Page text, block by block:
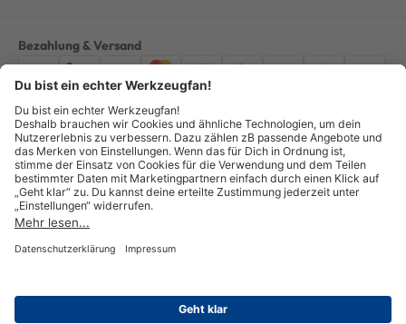
Bezahlung & Versand
ImpressumAGBDatenschutzWiderruf Vertrag widerrufen
Alle Preise verstehen sich inkl. ges. MwSt. *Kostenloser Versand innerhalb
Deutschlands, bei Bestellungen ab 100,00 Euro.
© Copyright 2026 GOTOOLS GmbH - Alle Rechte vorbehalten. powered by
createyourtemplate